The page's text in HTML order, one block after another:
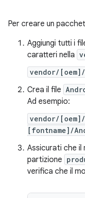
Per creare un
Aggiungi tutti i
caratteri nella
vendor/
Crea il file
Ad esempio:
vendor/
[fontname]/
Assicurati che il
partizione
verifica che il